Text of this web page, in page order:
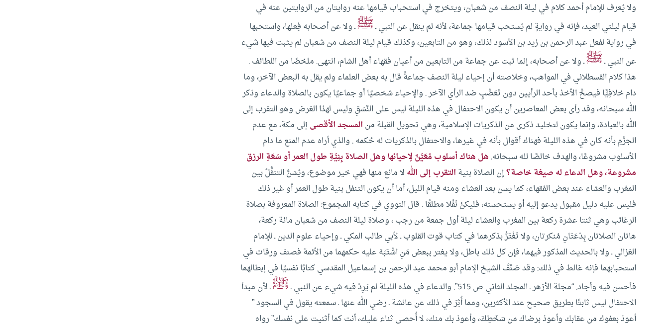
ولا يُعرف للإمام أحمد كلام في ليلة النصف من شعبان، ويتخرج في استحباب قيامها عنه روايتان من الروايتين عنه في
قيام ليلتي العيد، فإنه في روايةٍ لم يُستحب قيامها جماعة، لأنه لم ينقل عن النبي ـﷺـ ولا عن أصحابه فِعلها، واستحبها
في رواية لفعل عبد الرحمن بن زيد بن الأسود لذلك، وهو من التابعين، وكذلك قيام ليلة النصف من شعبان لم يثبت فيها شيء
عن النبي ـﷺـ ولا عن أصحابه، إنما ثبت عن جماعة من التابعين من أعيان فقهاء أهل الشام، انتهى. ملخصًا من اللطائف .
هذا كلام القسطلاني في المواهب، وخلاصته أن إحياء ليلة النصف جماعةً قال به بعض العلماء ولم يقل به البعض الآخر، وما
دام خلافِيًّا فيصحُّ الأخذ بأحد الرأيين دون تَعَصُّبٍ ضد الرأي الآخر . والإحياء شخصيًا أو جماعيًا يكون بالصلاة والدعاء وذكر
الله سبحانه، وقد رأى بعض المعاصرين أن يكون الاحتفال في هذه الليلة ليس على النَّسَقِ وليس لهذا الغرض وهو التقرب إلى
الله بالعبادة، وإنما يكون لتخليد ذكرى من الذكريات الإسلامية، وهي تحويل القبلة من المسجد الأقصى إلى مكة، مع عدم
الجزْمِ بأنه كان في هذه الليلة فهناك أقوال بأنه في غيرها، والاحتفال بالذكريات له حُكمه . والذي أراه عدم المنع ما دام
الأسلوب مشروعًا، والهدف خالصًا لله سبحانه. هل هناك أسلوب مُعَيَّنٌ لإحيائها وهل الصلاة بِنِيَّةِ طول العمر أو سَعَةِ الرزق
مشروعة، وهل الدعاء له صيغة خاصة؟إن الصلاة بنية التقرب إلى الله لا مانع منها فهي خير موضوع، ويُسَنُّ التنفُّلُ بين
المغرب والعشاء عند بعض الفقهاء، كما يسن بعد العشاء ومنه قيام الليل، أما أن يكون التنفل بنية طول العمر أو غير ذلك
فليس عليه دليل مقبول يدعو إليه أو يستحسنه، فليكنْ نَفْلا مطلقًا . قال النووي في كتابه المجموع: الصلاة المعروفة بصلاة
الرغائب وهي ثنتا عشرة ركعة بين المغرب والعشاء ليلة أول جمعة من رجب ، وصلاة ليلة النصف من شعبان مائة ركعة،
هاتان الصلاتان بِدْعَتَانِ مُنكرتان، ولا تَغْتَرّْ بذكرهما في كتاب قوت القلوب ـ لأبي طالب المكي ـ وإحياء علوم الدين ـ للإمام
الغزالي ـ ولا بالحديث المذكور فيهما، فإن كل ذلك باطل، ولا يغتر ببعض مَنِ اشْتَبَهَ عليه حكمهما من الأئمة فصنف ورقات في
استحبابهما فإنه غالط في ذلك: وقد صَنَّفَ الشيخ الإمام أبو محمد عبد الرحمن بن إسماعيل المقدسي كتابًا نفسيًا في إبطالهما
فأحسن فيه وأجاد. “مجلة الأزهر ـ المجلد الثاني ص 515”.
والدعاء في هذه الليلة لم يَرِدْ فيه شيء عن النبي ـﷺـ لأن مبدأ
الاحتفال ليس ثابتًا بطريق صحيح عند الأكثرين، ومما أُثِرَ في ذلك عن عائشة ـ رضي الله عنها ـ سمعته يقول في السجود ”
أعوذ بعفوك من عقابك وأعوذ برضاك من سَخَطِكَ، وأعوذ بك منك، لا أُحصى ثناء عليك، أنت كما أثنيت على نفسك” رواه